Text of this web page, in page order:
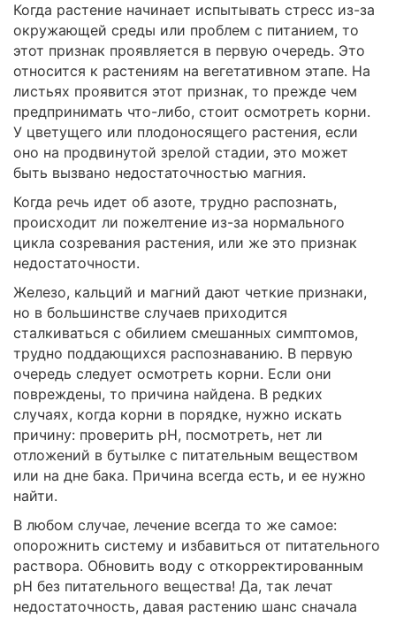
Когда растение начинает испытывать стресс из-за
окружающей среды или проблем с питанием, то
этот признак проявляется в первую очередь. Это
относится к растениям на вегетативном этапе. На
листьях проявится этот признак, то прежде чем
предпринимать что-либо, стоит осмотреть корни.
У цветущего или плодоносящего растения, если
оно на продвинутой зрелой стадии, это может
быть вызвано недостаточностью магния.
Когда речь идет об азоте, трудно распознать,
происходит ли пожелтение из-за нормального
цикла созревания растения, или же это признак
недостаточности.
Железо, кальций и магний дают четкие признаки,
но в большинстве случаев приходится
сталкиваться с обилием смешанных симптомов,
трудно поддающихся распознаванию. В первую
очередь следует осмотреть корни. Если они
повреждены, то причина найдена. В редких
случаях, когда корни в порядке, нужно искать
причину: проверить рН, посмотреть, нет ли
отложений в бутылке с питательным веществом
или на дне бака. Причина всегда есть, и ее нужно
найти.
В любом случае, лечение всегда то же самое:
опорожнить систему и избавиться от питательного
раствора. Обновить воду с откорректированным
рН без питательного вещества! Да, так лечат
недостаточность, давая растению шанс сначала